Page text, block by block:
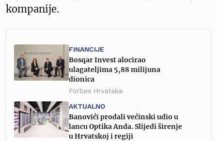
kompanije.
FINANCIJE
Bosqar Invest alocirao
ulagateljima 5,88 milijuna
dionica
Forbes Hrvatska
AKTUALNO
Banovići prodali većinski udio u
lancu Optika Anda. Slijedi širenje
u Hrvatskoj i regiji